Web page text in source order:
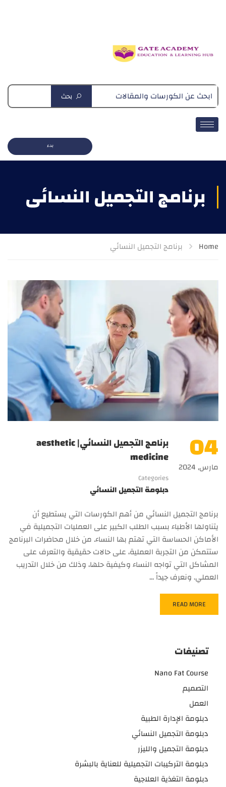
بحث
بدء
برنامج التجميل النسائي
Home برنامج التجميل النسائي
04
مارس, 2024
برنامج التجميل النسائي| aesthetic
medicine
Categories
دبلومة التجميل النسائي
برنامج التجميل النسائي من أهم الكورسات التي يستطيع أن
يتناولها الأطباء بسبب الطلب الكبير على العمليات التجميلية في
الأماكن الحساسة التي تهتم بها النساء. من خلال محاضرات البرنامج
ستتمكن من التجربة العملية، على حالات حقيقية والتعرف على
المشاكل التي تواجه النساء وكيفية حلها، وذلك من خلال التدريب
العملي. ونعرف جيداً …
READ MORE
تصنيفات
Nano Fat Course
التصميم
العمل
دبلومة الإدارة الطبية
دبلومة التجميل النسائي
دبلومة التجميل والليزر
دبلومة التركيبات التجميلية للعناية بالبشرة
دبلومة التغذية العلاجية